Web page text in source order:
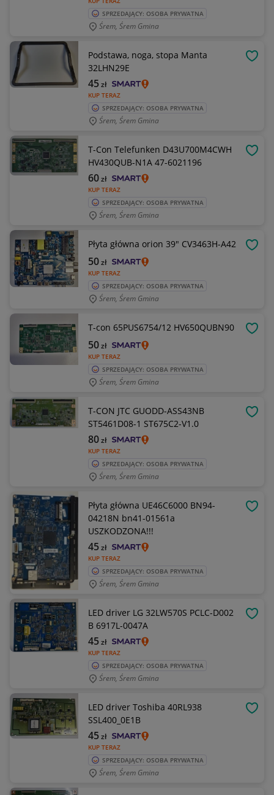
SPRZEDAJĄCY: OSOBA PRYWATNA
Śrem, Śrem Gmina
Podstawa, noga, stopa Manta
32LHN29E
KUP TERAZ
45zł
SPRZEDAJĄCY: OSOBA PRYWATNA
Śrem, Śrem Gmina
T-Con Telefunken D43U700M4CWH
HV430QUB-N1A 47-6021196
KUP TERAZ
60zł
SPRZEDAJĄCY: OSOBA PRYWATNA
Śrem, Śrem Gmina
Płyta główna orion 39" CV3463H-A42
KUP TERAZ
50zł
SPRZEDAJĄCY: OSOBA PRYWATNA
Śrem, Śrem Gmina
T-con 65PUS6754/12 HV650QUBN90
KUP TERAZ
50zł
SPRZEDAJĄCY: OSOBA PRYWATNA
Śrem, Śrem Gmina
T-CON JTC GUODD-ASS43NB
ST5461D08-1 ST675C2-V1.0
KUP TERAZ
80zł
SPRZEDAJĄCY: OSOBA PRYWATNA
Śrem, Śrem Gmina
Płyta główna UE46C6000 BN94-
04218N bn41-01561a
USZKODZONA!!!
KUP TERAZ
45zł
SPRZEDAJĄCY: OSOBA PRYWATNA
Śrem, Śrem Gmina
LED driver LG 32LW570S PCLC-D002
B 6917L-0047A
KUP TERAZ
45zł
SPRZEDAJĄCY: OSOBA PRYWATNA
Śrem, Śrem Gmina
LED driver Toshiba 40RL938
SSL400_0E1B
KUP TERAZ
45zł
SPRZEDAJĄCY: OSOBA PRYWATNA
Śrem, Śrem Gmina